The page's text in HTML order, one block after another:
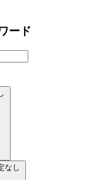
ード
なし